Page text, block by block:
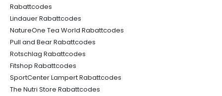
Rabattcodes
Lindauer Rabattcodes
NatureOne Tea World Rabattcodes
Pull and Bear Rabattcodes
Rotschlag Rabattcodes
Fitshop Rabattcodes
SportCenter Lampert Rabattcodes
The Nutri Store Rabattcodes